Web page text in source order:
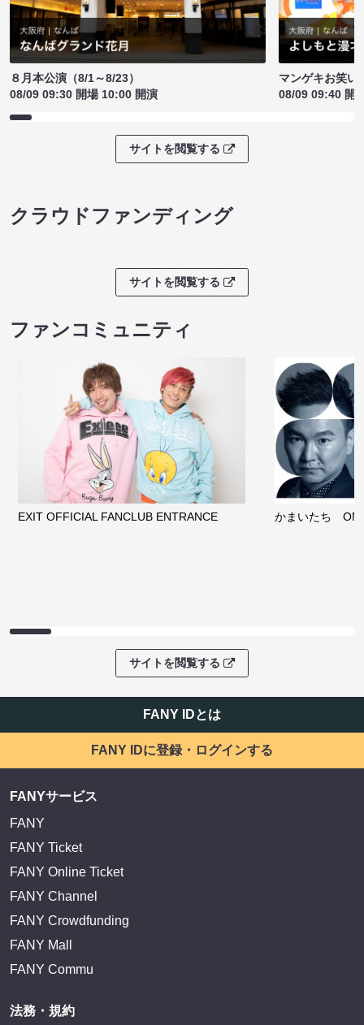
８月本公演（8/1～8/23）
08/09 09:30 開場 10:00 開演
マンゲキお笑い
08/09 09:40 開
サイトを閲覧する
クラウドファンディング
サイトを閲覧する
ファンコミュニティ
EXIT OFFICIAL FANCLUB ENTRANCE かまいたち
サイトを閲覧する
FANY IDとは
FANY IDに登録・ログインする
FANYサービス
FANY
FANY Ticket
FANY Online Ticket
FANY Channel
FANY Crowdfunding
FANY Mall
FANY Commu
法務・規約